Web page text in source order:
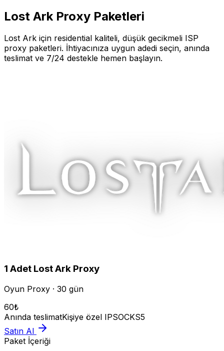
Lost Ark Proxy Paketleri
Lost Ark için residential kaliteli, düşük gecikmeli ISP
proxy paketleri. İhtiyacınıza uygun adedi seçin, anında
teslimat ve 7/24 destekle hemen başlayın.
1 Adet Lost Ark Proxy
Oyun Proxy · 30 gün
60₺
Anında teslimatKişiye özel IPSOCKS5
Satın Al
Paket İçeriği